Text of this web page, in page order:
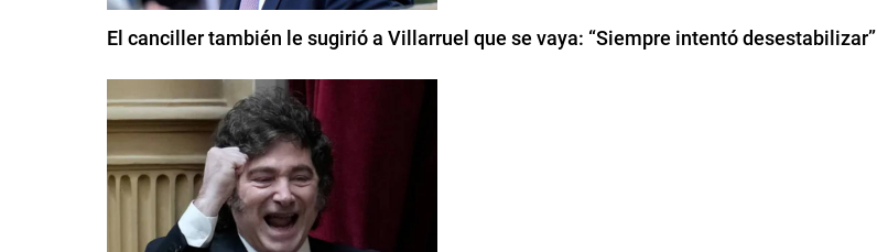
El canciller también le sugirió a Villarruel que se vaya: “Siempre intentó desestabilizar”